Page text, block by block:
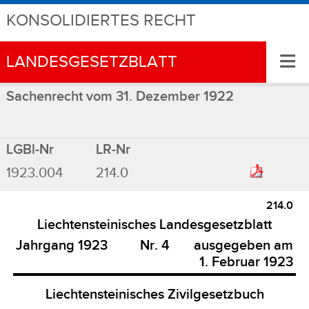
KONSOLIDIERTES RECHT
LANDESGESETZBLATT ≡
Sachenrecht vom 31. Dezember 1922
LGBl-Nr
LR-Nr
1923.004
214.0